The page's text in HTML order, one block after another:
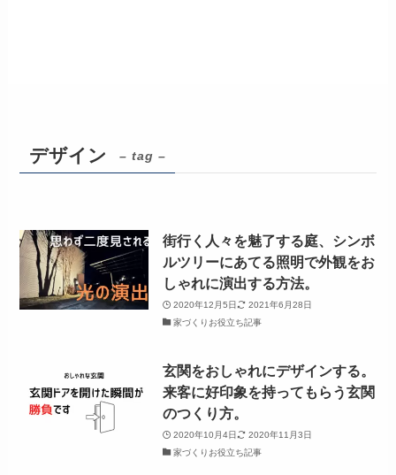
デザイン – tag –
街行く人々を魅了する庭、シンボ
ルツリーにあてる照明で外観をお
しゃれに演出する方法。
2020年12月5日
2021年6月28日
家づくりお役立ち記事
玄関をおしゃれにデザインする。
来客に好印象を持ってもらう玄関
のつくり方。
2020年10月4日
2020年11月3日
家づくりお役立ち記事